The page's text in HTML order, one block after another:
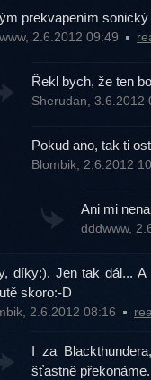
prekvapením
2.6.2012 09:49
Řekl bych, že ten
Sherudan, 3.6.2012
Pokud ano, tak ti
Blombik, 2.6.2012
Ani mi
dddwww,
díky:). Jen tak dál...
skoro:-D
2.6.2012 08:16
I za
šťastně